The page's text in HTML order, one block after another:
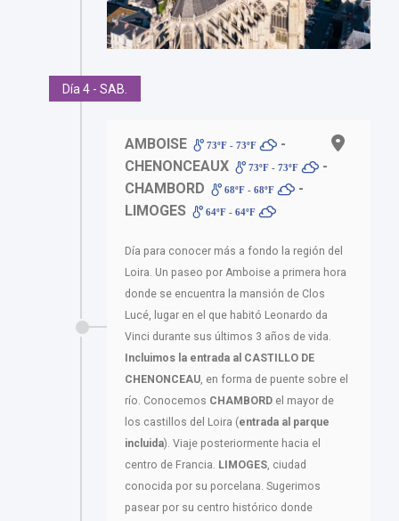
Día 4 - SAB.
AMBOISE 73ºF - 73ºF
-
CHENONCEAUX
73ºF - 73ºF
-
CHAMBORD
68ºF - 68ºF
-
LIMOGES
64ºF - 64ºF
Día para conocer más a fondo la región del
Loira. Un paseo por Amboise a primera hora
donde se encuentra la mansión de Clos
Lucé, lugar en el que habitó Leonardo da
Vinci durante sus últimos 3 años de vida.
Incluimos la entrada al CASTILLO DE
CHENONCEAU , en forma de puente sobre el
río. Conocemos CHAMBORD el mayor de
los castillos del Loira (entrada al parque
incluida). Viaje posteriormente hacia el
centro de Francia. LIMOGES , ciudad
conocida por su porcelana. Sugerimos
pasear por su centro histórico donde